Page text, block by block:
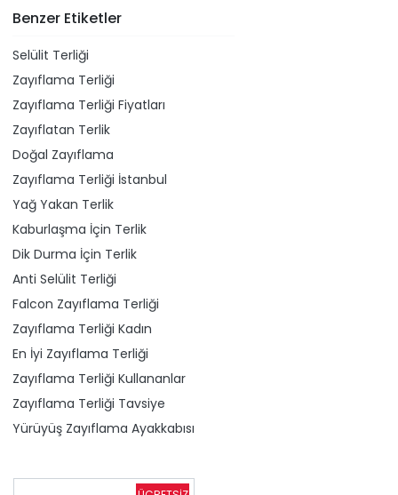
Benzer Etiketler
Selülit Terliği
Zayıflama Terliği
Zayıflama Terliği Fiyatları
Zayıflatan Terlik
Doğal Zayıflama
Zayıflama Terliği İstanbul
Yağ Yakan Terlik
Kaburlaşma İçin Terlik
Dik Durma İçin Terlik
Anti Selülit Terliği
Falcon Zayıflama Terliği
Zayıflama Terliği Kadın
En İyi Zayıflama Terliği
Zayıflama Terliği Kullananlar
Zayıflama Terliği Tavsiye
Yürüyüş Zayıflama Ayakkabısı